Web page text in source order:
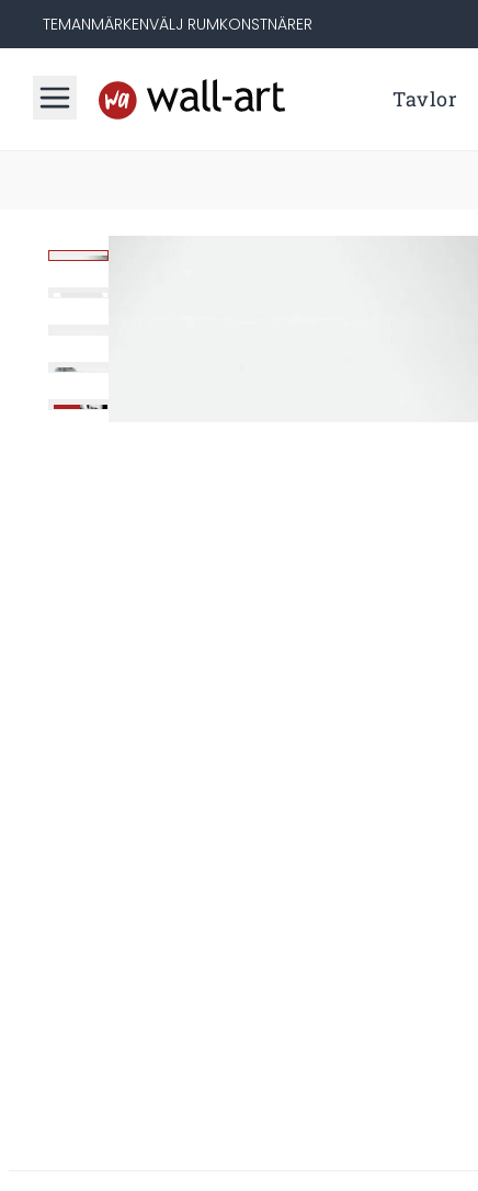
TEMANMÄRKENVÄLJ RUMKONSTNÄRER
Tavlor